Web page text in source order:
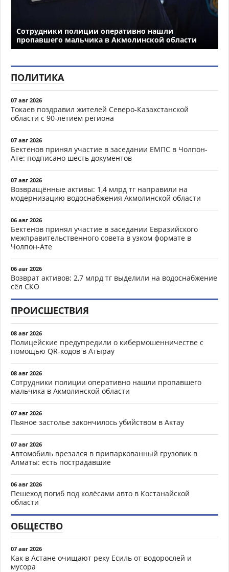
Сотрудники полиции оперативно нашли
пропавшего мальчика в Акмолинской области
ПОЛИТИКА
07 авг 2026
Токаев поздравил жителей Северо-Казахстанской
области с 90-летием региона
07 авг 2026
Бектенов принял участие в заседании ЕМПС в Чолпон-
Ате: подписано шесть документов
07 авг 2026
Возвращённые активы: 1,4 млрд тг направили на
модернизацию водоснабжения Акмолинской области
06 авг 2026
Бектенов принял участие в заседании Евразийского
межправительственного совета в узком формате в
Чолпон-Ате
06 авг 2026
Возврат активов: 2,7 млрд тг выделили на водоснабжение
сёл СКО
ПРОИСШЕСТВИЯ
08 авг 2026
Полицейские предупредили о кибермошенничестве с
помощью QR-кодов в Атырау
08 авг 2026
Сотрудники полиции оперативно нашли пропавшего
мальчика в Акмолинской области
07 авг 2026
Пьяное застолье закончилось убийством в Актау
07 авг 2026
Автомобиль врезался в припаркованный грузовик в
Алматы: есть пострадавшие
06 авг 2026
Пешеход погиб под колёсами авто в Костанайской
области
ОБЩЕСТВО
07 авг 2026
Как в Астане очищают реку Есиль от водорослей и
мусора